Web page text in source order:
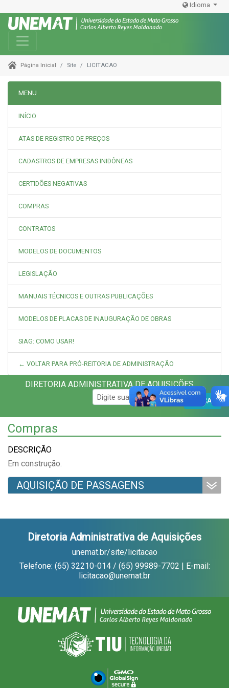
Idioma
Toggle navigation
Página Inicial Site LICITACAO
MENU
INÍCIO
ATAS DE REGISTRO DE PREÇOS
CADASTROS DE EMPRESAS INIDÔNEAS
CERTIDÕES NEGATIVAS
COMPRAS
CONTRATOS
MODELOS DE DOCUMENTOS
LEGISLAÇÃO
MANUAIS TÉCNICOS E OUTRAS PUBLICAÇÕES
MODELOS DE PLACAS DE INAUGURAÇÃO DE OBRAS
SIAG: COMO USAR!
← VOLTAR PARA PRÓ-REITORIA DE ADMINISTRAÇÃO
DIRETORIA ADMINISTRATIVA DE AQUISIÇÕES
BUSCAR
Compras
DESCRIÇÃO
Em construção.
AQUISIÇÃO DE PASSAGENS
Diretoria Administrativa de Aquisições
unemat.br/site/licitacao
Telefone: (65) 32210-014 / (65) 99989-7702 | E-mail:
licitacao@unemat.br